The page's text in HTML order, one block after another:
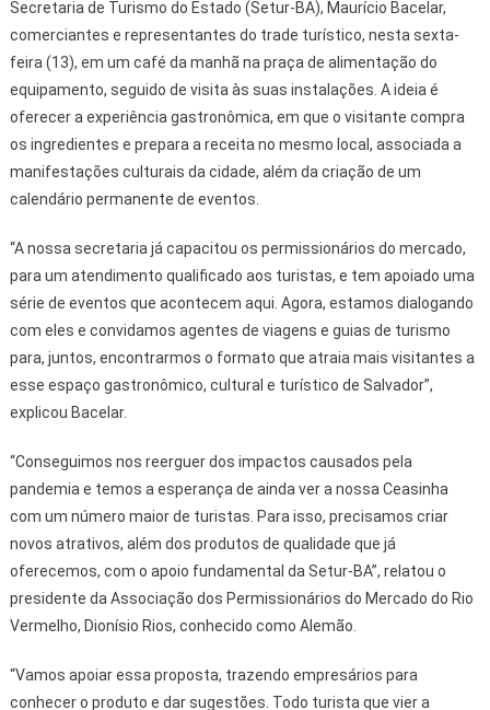
Secretaria de Turismo do Estado (Setur-BA), Maurício Bacelar,
comerciantes e representantes do trade turístico, nesta sexta-
feira (13), em um café da manhã na praça de alimentação do
equipamento, seguido de visita às suas instalações. A ideia é
oferecer a experiência gastronômica, em que o visitante compra
os ingredientes e prepara a receita no mesmo local, associada a
manifestações culturais da cidade, além da criação de um
calendário permanente de eventos.
“A nossa secretaria já capacitou os permissionários do mercado,
para um atendimento qualificado aos turistas, e tem apoiado uma
série de eventos que acontecem aqui. Agora, estamos dialogando
com eles e convidamos agentes de viagens e guias de turismo
para, juntos, encontrarmos o formato que atraia mais visitantes a
esse espaço gastronômico, cultural e turístico de Salvador”,
explicou Bacelar.
“Conseguimos nos reerguer dos impactos causados pela
pandemia e temos a esperança de ainda ver a nossa Ceasinha
com um número maior de turistas. Para isso, precisamos criar
novos atrativos, além dos produtos de qualidade que já
oferecemos, com o apoio fundamental da Setur-BA”, relatou o
presidente da Associação dos Permissionários do Mercado do Rio
Vermelho, Dionísio Rios, conhecido como Alemão.
“Vamos apoiar essa proposta, trazendo empresários para
conhecer o produto e dar sugestões. Todo turista que vier a